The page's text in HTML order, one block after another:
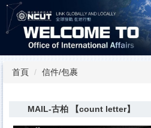
跳
到
主
內
容首頁 信件/包裹
MAIL-古柏 【count letter】